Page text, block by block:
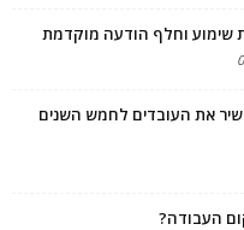
שימוע וחלף הודעה מוקדמת
את העובדים לחמש השנים
העבודה?